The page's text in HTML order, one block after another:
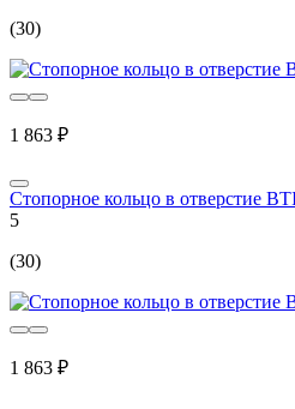
(30)
1 863 ₽
Стопорное кольцо в отверстие
5
(30)
1 863 ₽